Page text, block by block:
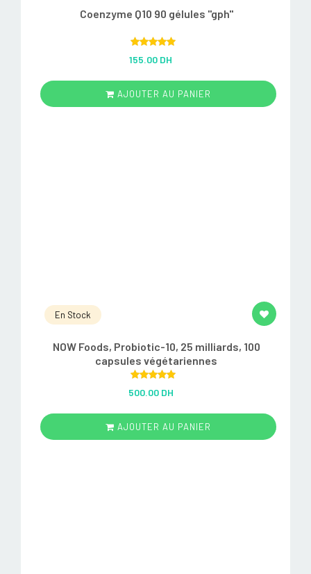
Coenzyme Q10 90 gélules "gph"
out of 5
155.00 DH
AJOUTER AU PANIER
En Stock
NOW Foods, Probiotic-10, 25 milliards, 100
capsules végétariennes
out of 5
500.00 DH
AJOUTER AU PANIER